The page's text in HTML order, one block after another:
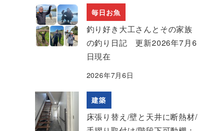
毎日お魚
釣り好き大工さんとその家族
の釣り日記 更新2026年7月6
日現在
2026年7月6日
建築
床張り替え/壁と天井に断熱材/